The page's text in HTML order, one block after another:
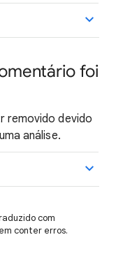
foi
removido devido
análise.
com
conter erros.